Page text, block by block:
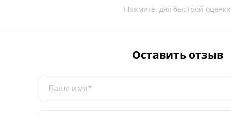
Нажмите, для быстрой оценки
Оставить отзыв
Ваше имя*